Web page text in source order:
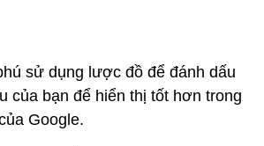
sử dụng lược đồ để đánh dấu
của bạn để hiển thị tốt hơn trong
Google.